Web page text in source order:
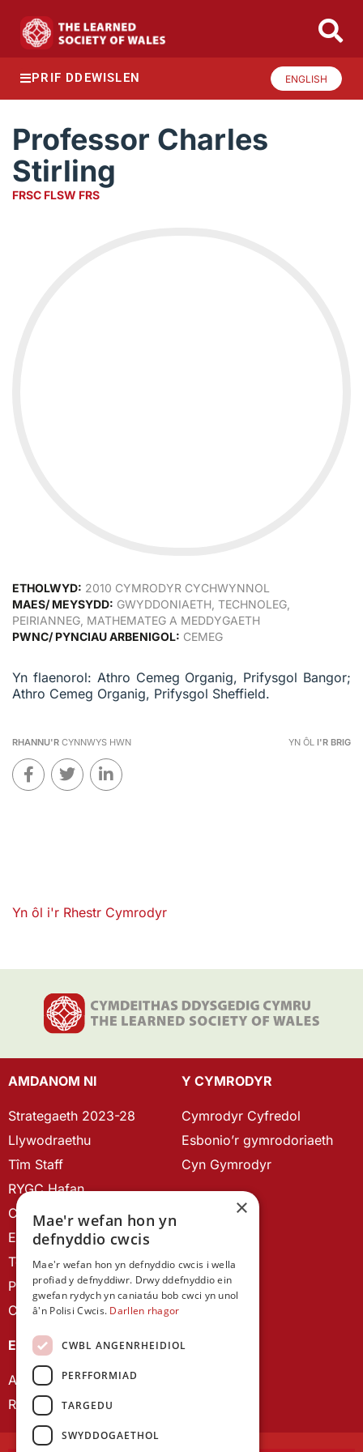
PRIF DDEWISLEN ENGLISH
Professor Charles
Stirling
FRSC FLSW FRS
ETHOLWYD: 2010 CYMRODYR CYCHWYNNOL
MAES/ MEYSYDD: GWYDDONIAETH, TECHNOLEG,
PEIRIANNEG, MATHEMATEG A MEDDYGAETH
PWNC/ PYNCIAU ARBENIGOL: CEMEG
Yn flaenorol: Athro Cemeg Organig, Prifysgol Bangor;
Athro Cemeg Organig, Prifysgol Sheffield.
RHANNU'R CYNNWYS HWN YN ÔL I'R BRIG
Yn ôl i'r Rhestr Cymrodyr
AMDANOM NI
Strategaeth 2023-28
Llywodraethu
Tîm Staff
RYGC Hafan
Canllawiau brandio
Ein Hanes
Telerau ac Amodau
Polisi Preifatrwydd
Cysylltu â ni
Y CYMRODYR
Cymrodyr Cyfredol
Esbonio’r gymrodoriaeth
Cyn Gymrodyr
EIN CYHOEDDIADAU
Astudiaethau Cymreig
Rhwydwaith Ymchwil Gyrfa Cynnar
×
Mae'r wefan hon yn
defnyddio cwcis
Mae'r wefan hon yn defnyddio cwcis i wella
profiad y defnyddiwr. Drwy ddefnyddio ein
gwefan rydych yn caniatáu bob cwci yn unol
â'n Polisi Cwcis. Darllen rhagor
CWBL ANGENRHEIDIOL
PERFFORMIAD
TARGEDU
SWYDDOGAETHOL